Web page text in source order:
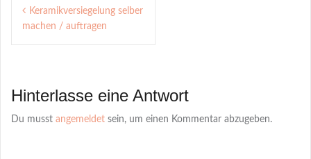
navigation
Keramikversiegelung selber
machen / auftragen
Hinterlasse eine Antwort
Du musst angemeldet sein, um einen Kommentar abzugeben.